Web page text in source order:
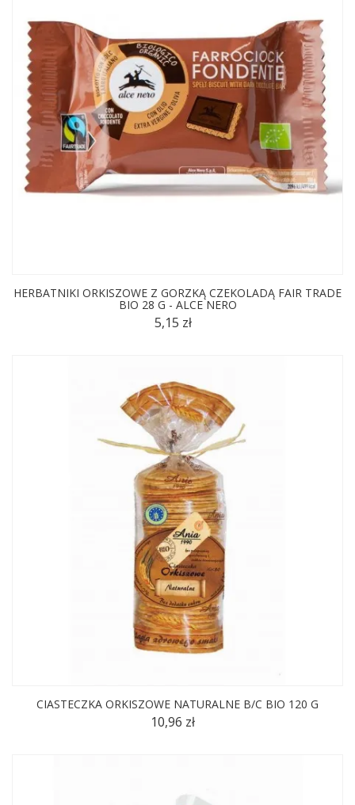
HERBATNIKI ORKISZOWE Z GORZKĄ CZEKOLADĄ FAIR TRADE
BIO 28 G - ALCE NERO
5,15 zł
CIASTECZKA ORKISZOWE NATURALNE B/C BIO 120 G
10,96 zł